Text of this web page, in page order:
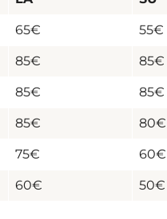
65€ 55€
85€ 85€
85€ 85€
85€ 80€
75€ 60€
60€ 50€